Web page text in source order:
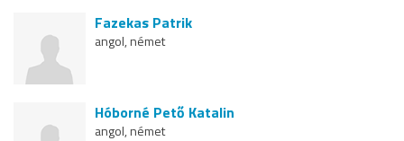
Fazekas Patrik
angol, német
Hóborné Pető Katalin
angol, német